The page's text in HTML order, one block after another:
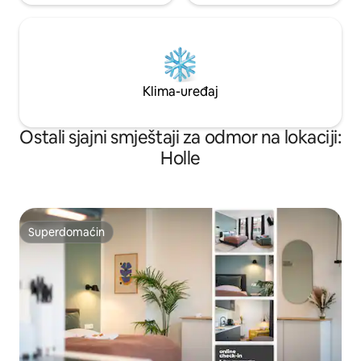
Klima-uređaj
Ostali sjajni smještaji za odmor na lokaciji:
Holle
Superdomaćin
Superdomaćin